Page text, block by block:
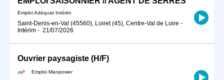
Emploi Adéquat Intérim
Saint-Denis-en-Val (45560), Loiret (45), Centre-Val de Loire -
Intérim - 21/07/2026
Ouvrier paysagiste (H/F)
Emploi Manpower